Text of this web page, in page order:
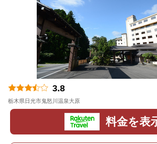
3.8
栃木県日光市鬼怒川温泉大原
料金を表